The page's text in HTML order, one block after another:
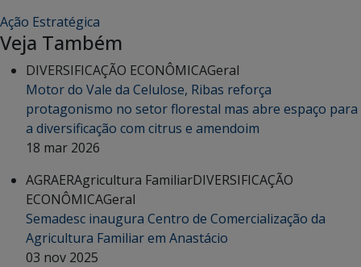
Ação Estratégica
Veja Também
DIVERSIFICAÇÃO ECONÔMICAGeral
Motor do Vale da Celulose, Ribas reforça
protagonismo no setor florestal mas abre espaço para
a diversificação com citrus e amendoim
18 mar 2026
AGRAERAgricultura FamiliarDIVERSIFICAÇÃO
ECONÔMICAGeral
Semadesc inaugura Centro de Comercialização da
Agricultura Familiar em Anastácio
03 nov 2025